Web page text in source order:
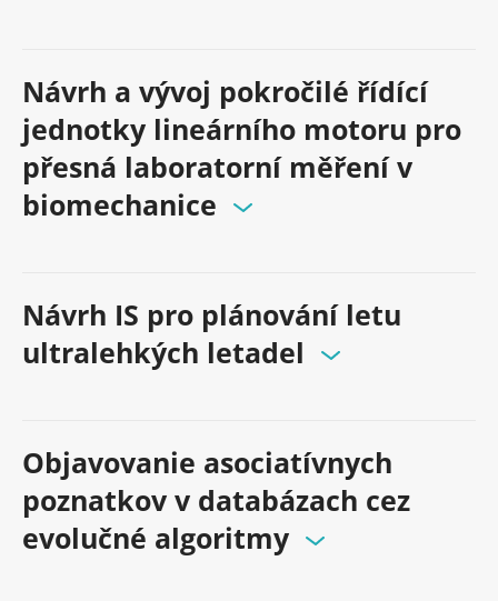
Návrh a vývoj pokročilé řídící
jednotky lineárního motoru pro
přesná laboratorní měření v
biomechanice
Návrh IS pro plánování letu
ultralehkých letadel
Objavovanie asociatívnych
poznatkov v databázach cez
evolučné algoritmy